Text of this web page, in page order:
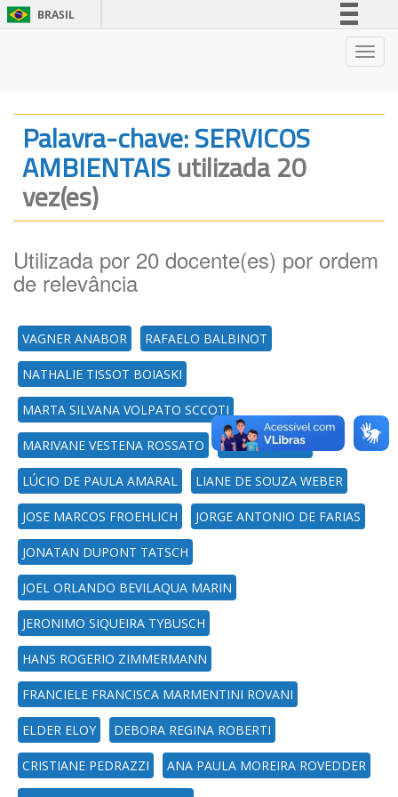
BRASIL
Legislação
Canais
Palavra-chave: SERVICOS
AMBIENTAISutilizada 20
vez(es)
Utilizada por 20 docente(es) por ordem
de relevância
VAGNER ANABOR RAFAELO BALBINOT
NATHALIE TISSOT BOIASKI
MARTA SILVANA VOLPATO SCCOTI
MARIVANE VESTENA ROSSATO MARCIO VIERA
LÚCIO DE PAULA AMARAL LIANE DE SOUZA WEBER
JOSE MARCOS FROEHLICH JORGE ANTONIO DE FARIAS
JONATAN DUPONT TATSCH
JOEL ORLANDO BEVILAQUA MARIN
JERONIMO SIQUEIRA TYBUSCH
HANS ROGERIO ZIMMERMANN
FRANCIELE FRANCISCA MARMENTINI ROVANI
ELDER ELOY DEBORA REGINA ROBERTI
CRISTIANE PEDRAZZI ANA PAULA MOREIRA ROVEDDER